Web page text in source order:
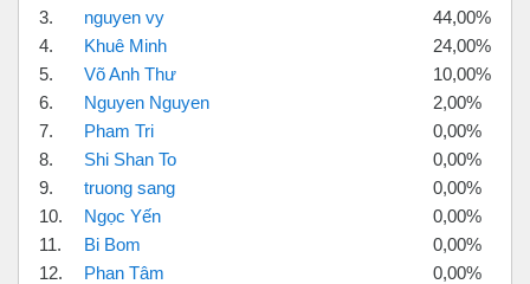
3.
nguyen vy
44,00%
4.
Khuê Minh
24,00%
5.
Võ Anh Thư
10,00%
6.
Nguyen Nguyen
2,00%
7.
Pham Tri
0,00%
8.
Shi Shan To
0,00%
9.
truong sang
0,00%
10.
Ngọc Yến
0,00%
11.
Bi Bom
0,00%
12.
Phan Tâm
0,00%